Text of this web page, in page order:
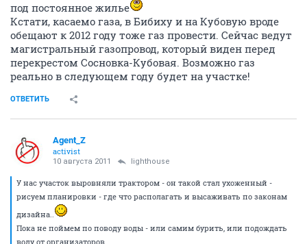
под постоянное жилье
Кстати, касаемо газа, в Бибиху и на Кубовую вроде
обещают к 2012 году тоже газ провести. Сейчас ведут
магистральный газопровод, который виден перед
перекрестом Сосновка-Кубовая. Возможно газ
реально в следующем году будет на участке!
ОТВЕТИТЬ
Agent_Z
activist
10 августа 2011 lighthouse
У нас участок выровняли трактором - он такой стал ухоженный -
рисуем планировки - где что располагать и высаживать по законам
дизайна..
Пока не поймем по поводу воды - или самим бурить, или подождать
воду от организаторов.